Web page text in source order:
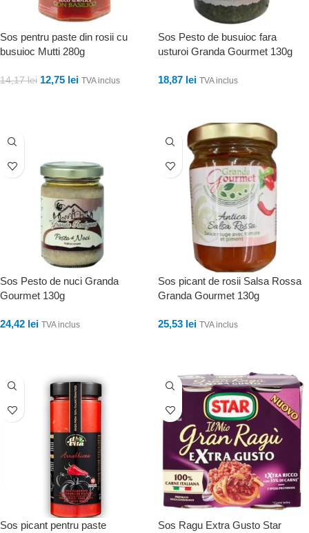
Sos pentru paste din rosii cu
busuioc Mutti 280g
14,17lei 12,75 lei TVA inclus
Sos Pesto de busuioc fara
usturoi Granda Gourmet 130g
18,87 lei TVA inclus
Sos Pesto de nuci Granda
Gourmet 130g
24,42 lei TVA inclus
Sos picant de rosii Salsa Rossa
Granda Gourmet 130g
25,53 lei TVA inclus
Sos picant pentru paste
Sos Ragu Extra Gusto Star